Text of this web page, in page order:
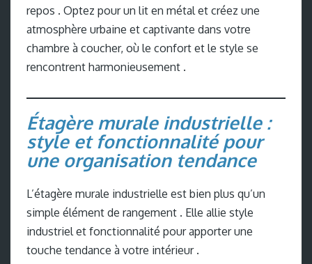
repos . Optez pour un lit en métal et créez une
atmosphère urbaine et captivante dans votre
chambre à coucher, où le confort et le style se
rencontrent harmonieusement .
Étagère murale industrielle :
style et fonctionnalité pour
une organisation tendance
L’étagère murale industrielle est bien plus qu’un
simple élément de rangement . Elle allie style
industriel et fonctionnalité pour apporter une
touche tendance à votre intérieur .